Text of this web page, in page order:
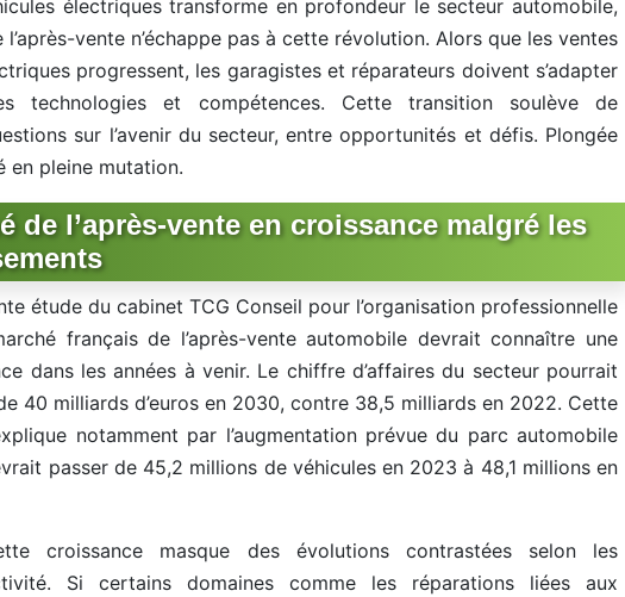
électriques transforme en profondeur le secteur automobile,
vente n’échappe pas à cette révolution. Alors que les ventes
progressent, les garagistes et réparateurs doivent s’adapter
technologies et compétences. Cette transition soulève de
sur l’avenir du secteur, entre opportunités et défis. Plongée
en pleine mutation.
de l’après-vente en croissance malgré les
étude du cabinet TCG Conseil pour l’organisation professionnelle
français de l’après-vente automobile devrait connaître une
dans les années à venir. Le chiffre d’affaires du secteur pourrait
40 milliards d’euros en 2030, contre 38,5 milliards en 2022. Cette
notamment par l’augmentation prévue du parc automobile
passer de 45,2 millions de véhicules en 2023 à 48,1 millions en
croissance masque des évolutions contrastées selon les
Si certains domaines comme les réparations liées aux